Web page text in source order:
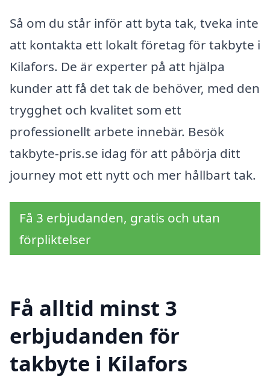
Så om du står inför att byta tak, tveka inte
att kontakta ett lokalt företag för takbyte i
Kilafors. De är experter på att hjälpa
kunder att få det tak de behöver, med den
trygghet och kvalitet som ett
professionellt arbete innebär. Besök
takbyte-pris.se idag för att påbörja ditt
journey mot ett nytt och mer hållbart tak.
Få 3 erbjudanden, gratis och utan
förpliktelser
Få alltid minst 3
erbjudanden för
takbyte i Kilafors